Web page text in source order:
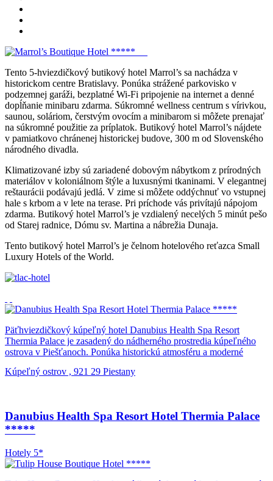
Tento 5-hviezdičkový butikový hotel Marrol’s sa nachádza v
historickom centre Bratislavy. Ponúka strážené parkovisko v
podzemnej garáži, bezplatné Wi-Fi pripojenie na internet a denné
dopĺňanie minibaru zdarma. Súkromné wellness centrum s vírivkou,
saunou, soláriom, čerstvým ovocím a minibarom si môžete prenajať
na súkromné ​​použitie za príplatok. Butikový hotel Marrol’s nájdete
v pamiatkovo chránenej historickej budove, 300 m od Slovenského
národného divadla.
Klimatizované izby sú zariadené dobovým nábytkom z prírodných
materiálov v koloniálnom štýle a luxusnými tkaninami. V elegantnej
reštaurácii podávajú jedlá. V zime si môžete oddýchnuť vo vstupnej
hale s krbom a v lete na terase. Pri príchode vás privítajú nápojom
zdarma. Butikový hotel Marrol’s je vzdialený necelých 5 minút pešo
od Starej radnice, Dómu sv. Martina a nábrežia Dunaja.
Tento butikový hotel Marrol’s je čelnom hotelového reťazca Small
Luxury Hotels of the World.
Päťhviezdičkový kúpeľný hotel Danubius Health Spa Resort
Thermia Palace je zasadený do nádherného prostredia kúpeľného
ostrova v Piešťanoch. Ponúka historickú atmosféru a moderné
tejto secesnej budovy do stavu z čias jej najväčšej slávy bola v
luxusných klimatizovaných izieb, vrátane 15 apartmánov, s
najmodernejším vybavením. Káblové pripojenie na internet máte v
stravovacích zariadení: reštauráciu Grand, kaviareň Alexander s
letnou terasou s výhľadom do parku a American Bar Joker, kde sa
Kúpeľný ostrov , 921 29 Piestany
Danubius Health Spa Resort Hotel Thermia Palace
*****
Hotely 5*